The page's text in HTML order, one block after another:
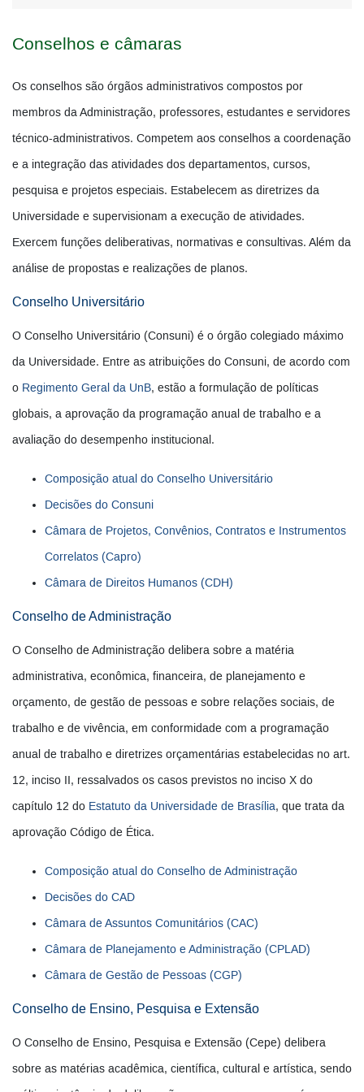
Conselhos e câmaras
Os conselhos são órgãos administrativos compostos por
membros da Administração, professores, estudantes e servidores
técnico-administrativos. Competem aos conselhos a coordenação
e a integração das atividades dos departamentos, cursos,
pesquisa e projetos especiais. Estabelecem as diretrizes da
Universidade e supervisionam a execução de atividades.
Exercem funções deliberativas, normativas e consultivas. Além da
análise de propostas e realizações de planos.
Conselho Universitário
O Conselho Universitário (Consuni) é o órgão colegiado máximo
da Universidade. Entre as atribuições do Consuni, de acordo com
o Regimento Geral da UnB, estão a formulação de políticas
globais, a aprovação da programação anual de trabalho e a
avaliação do desempenho institucional.
Composição atual do Conselho Universitário
Decisões do Consuni
Câmara de Projetos, Convênios, Contratos e Instrumentos
Correlatos (Capro)
Câmara de Direitos Humanos (CDH)
Conselho de Administração
O Conselho de Administração delibera sobre a matéria
administrativa, econômica, financeira, de planejamento e
orçamento, de gestão de pessoas e sobre relações sociais, de
trabalho e de vivência, em conformidade com a programação
anual de trabalho e diretrizes orçamentárias estabelecidas no art.
12, inciso II, ressalvados os casos previstos no inciso X do
capítulo 12 do Estatuto da Universidade de Brasília, que trata da
aprovação Código de Ética.
Composição atual do Conselho de Administração
Decisões do CAD
Câmara de Assuntos Comunitários (CAC)
Câmara de Planejamento e Administração (CPLAD)
Câmara de Gestão de Pessoas (CGP)
Conselho de Ensino, Pesquisa e Extensão
O Conselho de Ensino, Pesquisa e Extensão (Cepe) delibera
sobre as matérias acadêmica, científica, cultural e artística, sendo